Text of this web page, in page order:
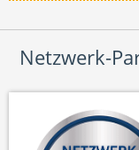
Netzwerk-